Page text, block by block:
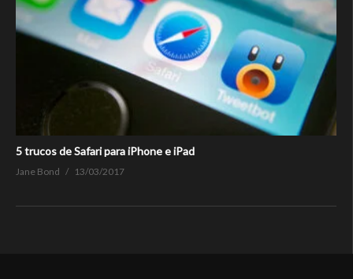
5 trucos de Safari para iPhone e iPad
Jane Bond 13/03/2017